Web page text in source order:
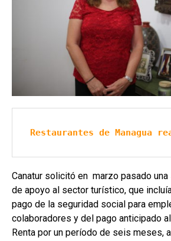
Restaurantes de Managua
Canatur solicitó en marzo pasado
de apoyo al sector turístico, que
pago de la seguridad social para
colaboradores y del pago anticipado
Renta por un período de seis meses,